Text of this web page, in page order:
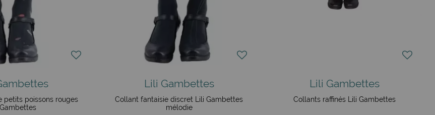
pièces uniques, disponibles dans une large gamme de motifs et de couleurs.
petits poissons rouges
Lili Gambettes
Collant fantaisie discret Lili Gambettes
mélodie
Lili Gambettes
Collants raffinés Lili Gambettes